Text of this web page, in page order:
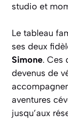
studio et
Le tableau
ses deux
Simone. Ces
devenus de
aventures
jusqu’aux